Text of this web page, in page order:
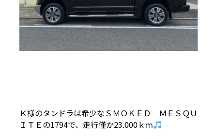
Ｋ様のタンドラは希少なＳＭＯＫＥＤ ＭＥＳＱＵ
ＩＴＥの1794で、走行僅か23.000ｋｍ